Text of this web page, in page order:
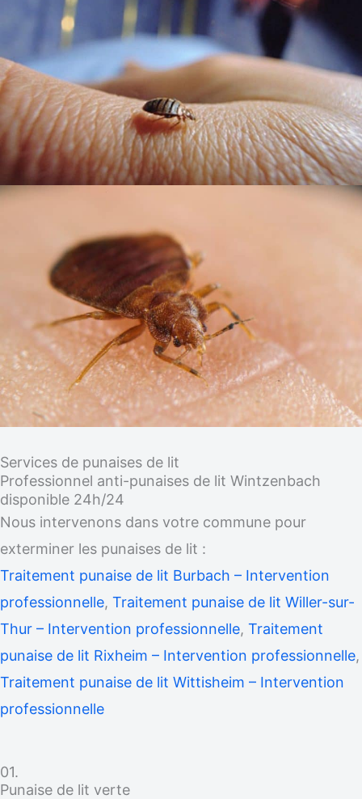
Services de punaises de lit
Professionnel anti-punaises de lit Wintzenbach
disponible 24h/24
Nous intervenons dans votre commune pour
exterminer les punaises de lit :
Traitement punaise de lit Burbach – Intervention
professionnelle, Traitement punaise de lit Willer-sur-
Thur – Intervention professionnelle, Traitement
punaise de lit Rixheim – Intervention professionnelle,
Traitement punaise de lit Wittisheim – Intervention
professionnelle
01.
Punaise de lit verte